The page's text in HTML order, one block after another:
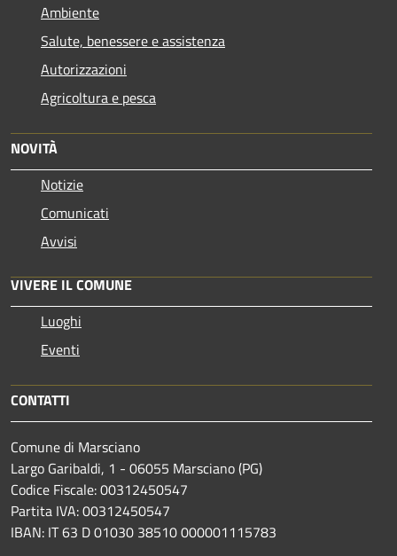
Ambiente
Salute, benessere e assistenza
Autorizzazioni
Agricoltura e pesca
NOVITÀ
Notizie
Comunicati
Avvisi
VIVERE IL COMUNE
Luoghi
Eventi
CONTATTI
Comune di Marsciano
Largo Garibaldi, 1 - 06055 Marsciano (PG)
Codice Fiscale: 00312450547
Partita IVA: 00312450547
IBAN: IT 63 D 01030 38510 000001115783